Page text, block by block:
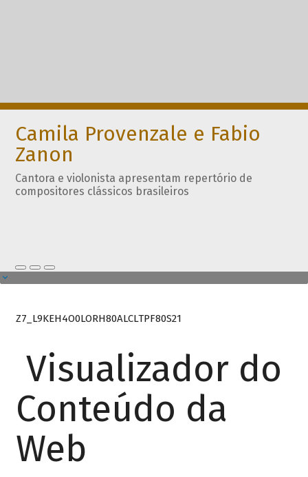
Camila Provenzale e Fabio
Zanon
Cantora e violonista apresentam repertório de
compositores clássicos brasileiros
Z7_L9KEH4O0LORH80ALCLTPF80S21
Visualizador do
Conteúdo da
Web